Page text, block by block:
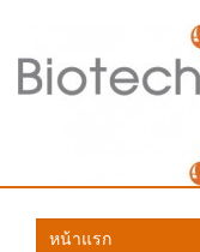
หน้าแรก